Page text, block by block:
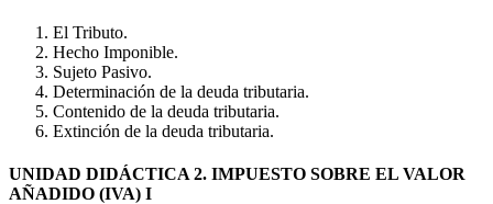
El Tributo.
Hecho Imponible.
Sujeto Pasivo.
Determinación de la deuda tributaria.
Contenido de la deuda tributaria.
Extinción de la deuda tributaria.
UNIDAD DIDÁCTICA 2. IMPUESTO SOBRE EL VALOR
AÑADIDO (IVA) I